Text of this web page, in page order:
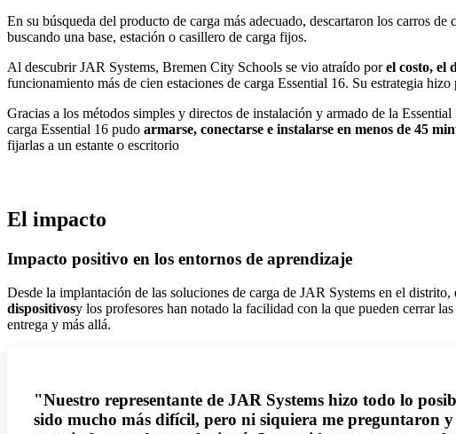
En su búsqueda del producto de carga más adecuado, descartaron los carros
buscando una base, estación o casillero de carga fijos.
Al descubrir JAR Systems, Bremen City Schools se vio atraído por el costo, el
funcionamiento más de cien estaciones de carga Essential 16. Su estrategia
Gracias a los métodos simples y directos de instalación y armado de la Essential
carga Essential 16 pudo armarse, conectarse e instalarse en menos de 45
fijarlas a un estante o escritorio
El impacto
Impacto positivo en los entornos de aprendizaje
Desde la implantación de las soluciones de carga de JAR Systems en el
dispositivosy los profesores han notado la facilidad con la que pueden cerrar
entrega y más allá.
"Nuestro representante de JAR Systems hizo todo lo
sido mucho más difícil, pero ni siquiera me preguntaron